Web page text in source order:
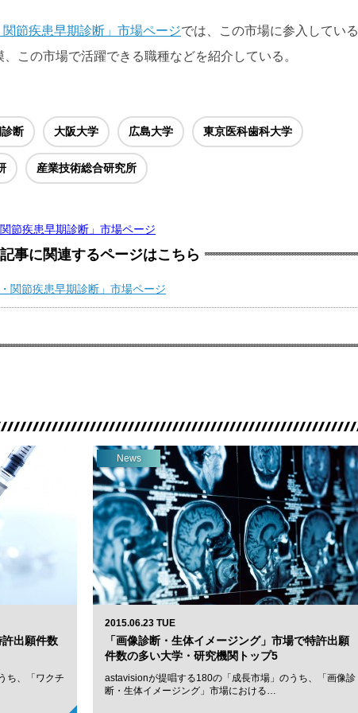
節疾患早期診断」市場ページでは、この市場に参入している
この市場で活躍できる職種などを紹介している。
断 大阪大学 広島大学 東京医科歯科大学
産業技術総合研究所
節疾患早期診断」市場ページ
事に関連するページはこちら
関節疾患早期診断」市場ページ
許出願件数
ち、「ワクチ
News
2015.06.23 TUE
「画像診断・生体イメージング」市場で特許出願
件数の多い大学・研究機関トップ5
astavisionが提唱する180の「成長市場」のうち、「画像診
断・生体イメージング」市場における…